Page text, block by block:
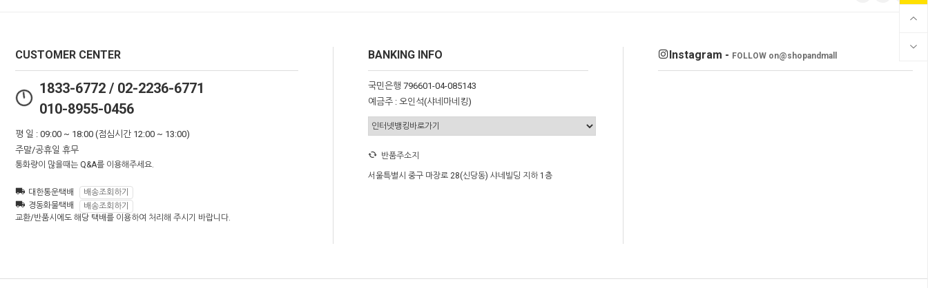
CUSTOMER CENTER
1833-6772 / 02-2236-6771
010-8955-0456
평 일 : 09:00 ~ 18:00 (점심시간 12:00 ~ 13:00)
주말/공휴일 휴무
통화량이 많을때는 Q&A를 이용해주세요.
대한통운택배
배송조회하기
경동화물택배
배송조회하기
교환/반품시에도 해당 택배를 이용하여 처리해 주시기 바랍니다.
BANKING INFO
국민은행 796601-04-085143
예금주 : 오인석(샤네마네킹)
반품주소지
서울특별시 중구 마장로 28(신당동) 샤네빌딩 지하 1층
Instagram - FOLLOW on@shopandmall